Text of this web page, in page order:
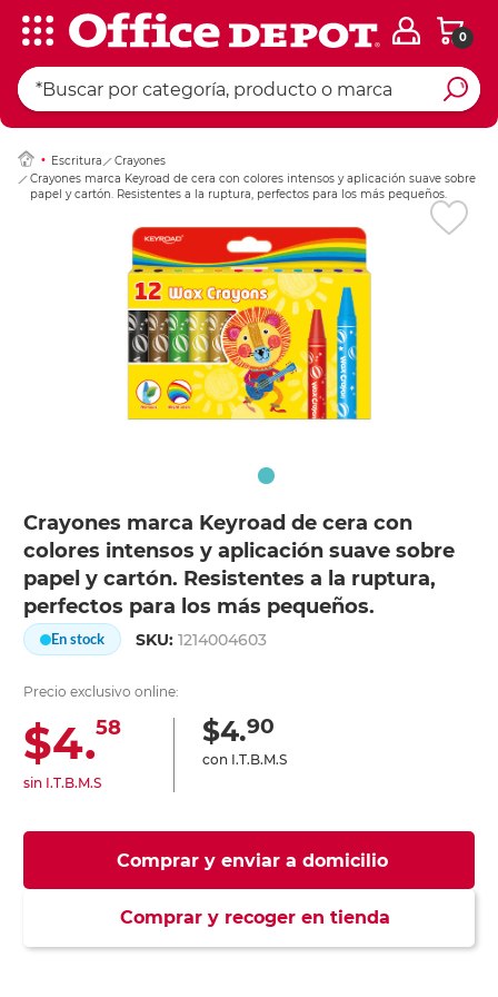
0
Escritura
Crayones
Crayones marca Keyroad de cera con colores intensos y aplicación suave sobre
papel y cartón. Resistentes a la ruptura, perfectos para los más pequeños.
Crayones marca Keyroad de cera con
colores intensos y aplicación suave sobre
papel y cartón. Resistentes a la ruptura,
perfectos para los más pequeños.
En stock SKU:1214004603
Precio exclusivo online:
$4.58
sin I.T.B.M.S
$4.90
con I.T.B.M.S
Comprar y enviar a domicilio
Comprar y recoger en tienda
Ingresar Codigo